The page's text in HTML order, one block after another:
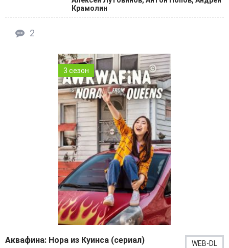
Крамолин
2
3 сезон
Аквафина: Нора из Куинса (сериал) WEB-DL